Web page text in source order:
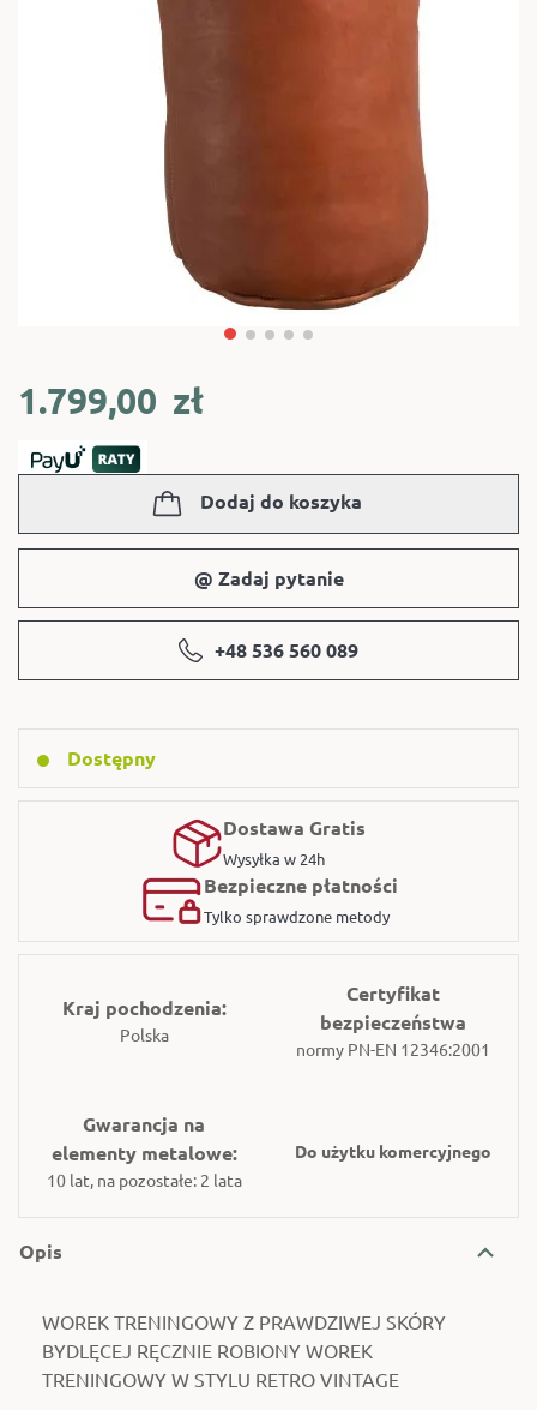
1.799,00 zł
Dodaj do koszyka
@ Zadaj pytanie
+48 536 560 089
Dostępny
Dostawa Gratis
Wysyłka w 24h
Bezpieczne płatności
Tylko sprawdzone metody
Kraj pochodzenia:
Polska
Certyfikat
bezpieczeństwa
normy PN-EN 12346:2001
Gwarancja na
elementy metalowe:
10 lat, na pozostałe: 2 lata
Do użytku komercyjnego
Opis
WOREK TRENINGOWY Z PRAWDZIWEJ SKÓRY
BYDLĘCEJ RĘCZNIE ROBIONY WOREK
TRENINGOWY W STYLU RETRO VINTAGE